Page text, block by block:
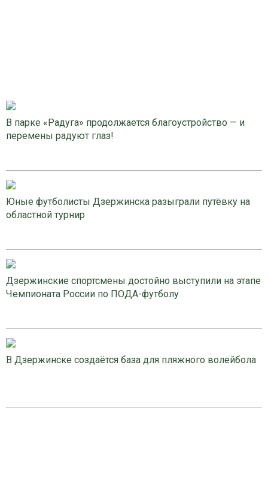
В парке «Радуга» продолжается благоустройство — и
перемены радуют глаз!
Юные футболисты Дзержинска разыграли путёвку на
областной турнир
Дзержинские спортсмены достойно выступили на этапе
Чемпионата России по ПОДА-футболу
В Дзержинске создаётся база для пляжного волейбола